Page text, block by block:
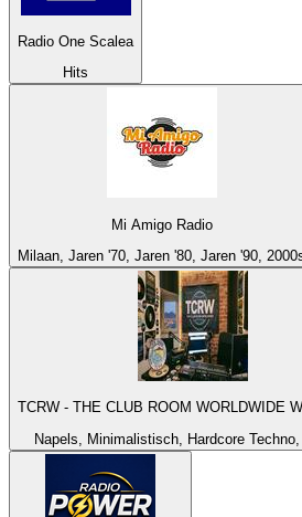
Radio One Scalea
Hits
Mi Amigo Radio
Milaan, Jaren '70, Jaren '80, Jaren '90,
TCRW - THE CLUB ROOM WORLDWIDE
Napels, Minimalistisch, Hardcore